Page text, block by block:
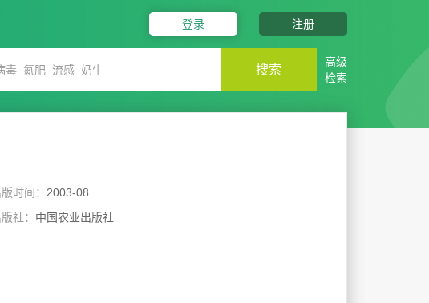
登录 注册
搜索
高级
检索
时间： 2003-08
社： 中国农业出版社